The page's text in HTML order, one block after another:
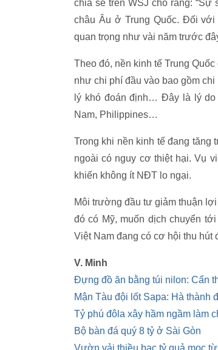
chia sẻ trên WSJ cho rằng:
châu Âu ở Trung Quốc. Đối với
quan trọng như vài năm trước
Theo đó, nền kinh tế Trung
như chi phí đầu vào bao gồm
lý khó đoán định… Đây là lý
Nam, Philippines…
Trong khi nền kinh tế đang
ngoài có nguy cơ thiệt hại. Vụ
khiến không ít NĐT lo ngại.
Môi trường đầu tư giảm thuận
đó có Mỹ, muốn dịch chuyển
Việt Nam đang có cơ hội thu
V. Minh
Đựng đồ ăn bằng túi nilon: Cẩn
Mận Tàu đội lốt Sapa: Hà thành
Tỷ phú đôla xây hầm ngầm làm
Bộ bàn đá quý 8 tỷ ở Sài Gòn
Vườn vải thiều bạc tỷ quả mọc